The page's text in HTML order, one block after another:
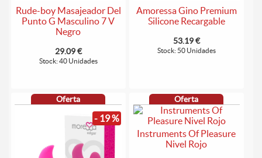
Rude-boy Masajeador Del
Punto G Masculino 7 V
Negro
29.09 €
Stock: 40 Unidades
Amoressa Gino Premium
Silicone Recargable
53.19 €
Stock: 50 Unidades
Oferta
- 19 %
Oferta
Instruments Of Pleasure
Nivel Rojo